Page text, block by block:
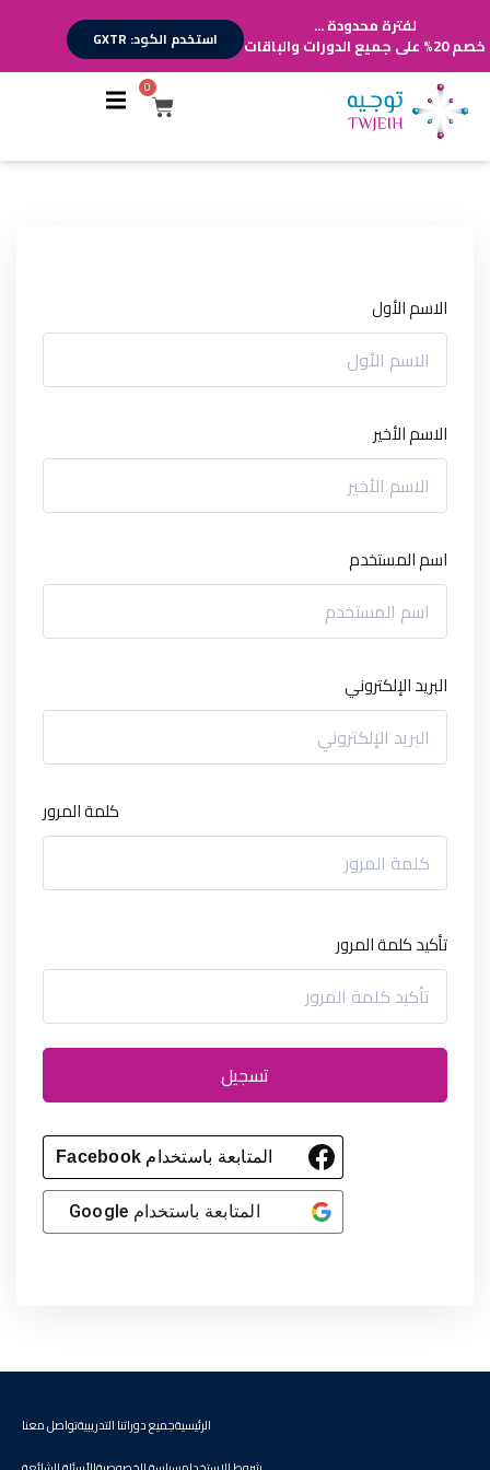
لفترة محدودة ...
خصم 20% على جميع الدورات والباقات استخدم الكود: GXTR
0
أقسام الدورات
تسجيل الدخول
الاسم الأول
الاسم الأخير
اسم المستخدم
البريد الإلكتروني
كلمة المرور
تأكيد كلمة المرور
تسجيل
المتابعة باستخدام Facebook
المتابعة باستخدام Google
الرئيسيةجميع دوراتنا التدريبيةتواصل معنا